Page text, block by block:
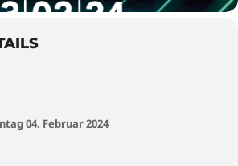
04. Februar 2024